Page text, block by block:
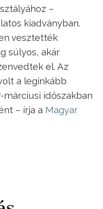
–
kiadványban.
vesztették
súlyos, akár
el. Az
a leginkább
márciusi időszakban
– írja a Magyar